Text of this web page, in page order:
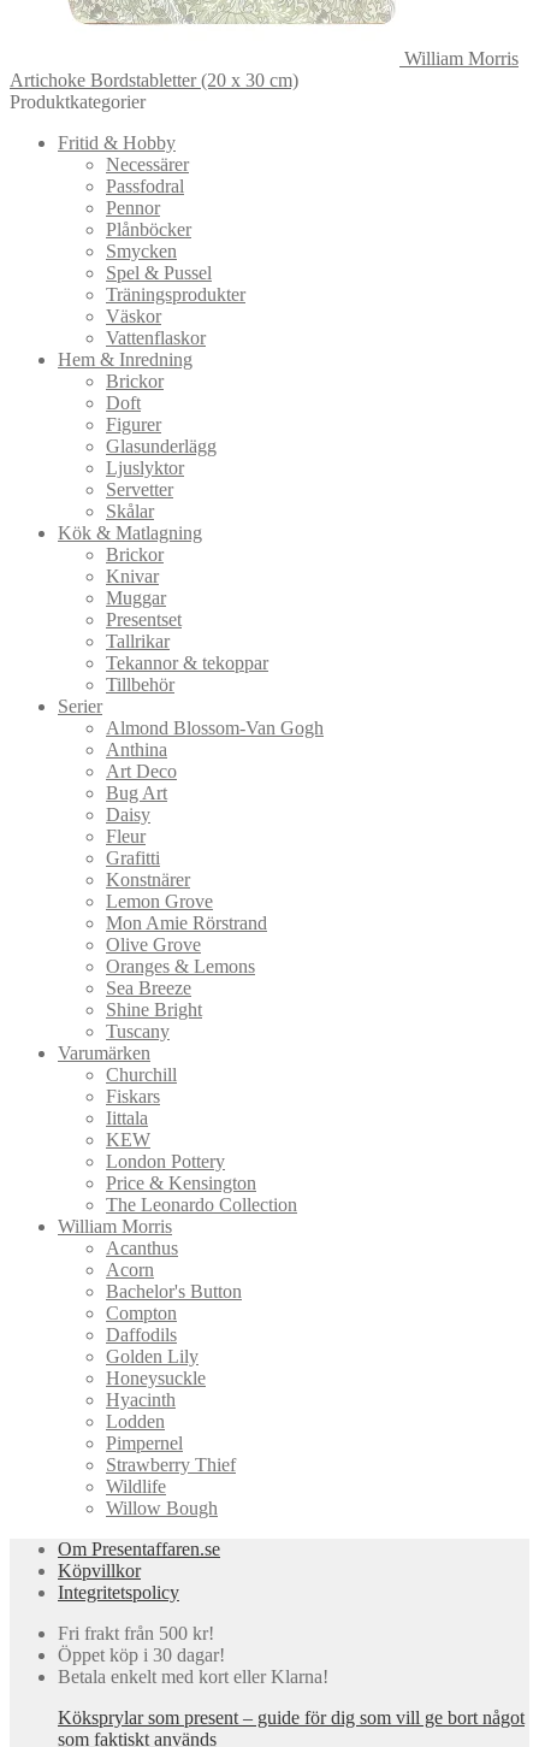
William Morris
Artichoke Bordstabletter (20 x 30 cm)
Produktkategorier
Fritid & Hobby
Necessärer
Passfodral
Pennor
Plånböcker
Smycken
Spel & Pussel
Träningsprodukter
Väskor
Vattenflaskor
Hem & Inredning
Brickor
Doft
Figurer
Glasunderlägg
Ljuslyktor
Servetter
Skålar
Kök & Matlagning
Brickor
Knivar
Muggar
Presentset
Tallrikar
Tekannor & tekoppar
Tillbehör
Serier
Almond Blossom-Van Gogh
Anthina
Art Deco
Bug Art
Daisy
Fleur
Grafitti
Konstnärer
Lemon Grove
Mon Amie Rörstrand
Olive Grove
Oranges & Lemons
Sea Breeze
Shine Bright
Tuscany
Varumärken
Churchill
Fiskars
Iittala
KEW
London Pottery
Price & Kensington
The Leonardo Collection
William Morris
Acanthus
Acorn
Bachelor's Button
Compton
Daffodils
Golden Lily
Honeysuckle
Hyacinth
Lodden
Pimpernel
Strawberry Thief
Wildlife
Willow Bough
Om Presentaffaren.se
Köpvillkor
Integritetspolicy
Fri frakt från 500 kr!
Öppet köp i 30 dagar!
Betala enkelt med kort eller Klarna!
Köksprylar som present – guide för dig som vill ge bort något
som faktiskt används